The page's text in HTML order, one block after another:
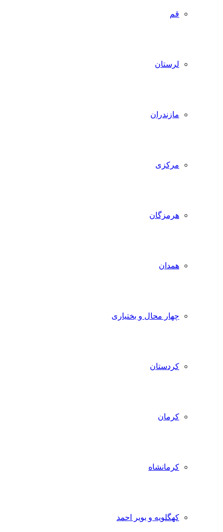
قم
لرستان
مازندران
مرکزی
هرمزگان
همدان
چهار محال و بختیاری
کردستان
کرمان
کرمانشاه
کهگلویه و بویر احمد